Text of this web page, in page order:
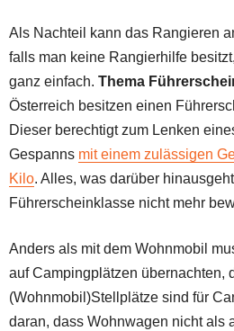
Als Nachteil kann das Rangieren
falls man keine Rangierhilfe
ganz einfach. Thema
Österreich besitzen einen
Dieser berechtigt zum Lenken
Gespanns mit einem zulässigen
Kilo. Alles, was darüber
Führerscheinklasse nicht mehr
Anders als mit dem Wohnmobil
auf Campingplätzen übernachten,
(Wohnmobil)Stellplätze sind für
daran, dass Wohnwagen nicht als